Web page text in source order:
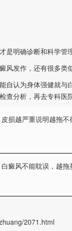
明确诊断和科学管理
发作，还有很多类
认为身体强健就与
分析，再去专科医
皮损越严重说明越拖
白癜风不能耽误，越
2071.html